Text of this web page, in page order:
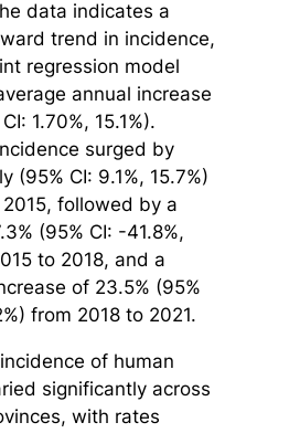
data indicates a
trend in incidence,
regression model
annual increase
1.70%, 15.1%).
surged by
(95% CI: 9.1%, 15.7%)
followed by a
(95% CI: -41.8%,
to 2018, and a
of 23.5% (95%
from 2018 to 2021.
of human
significantly across
with rates